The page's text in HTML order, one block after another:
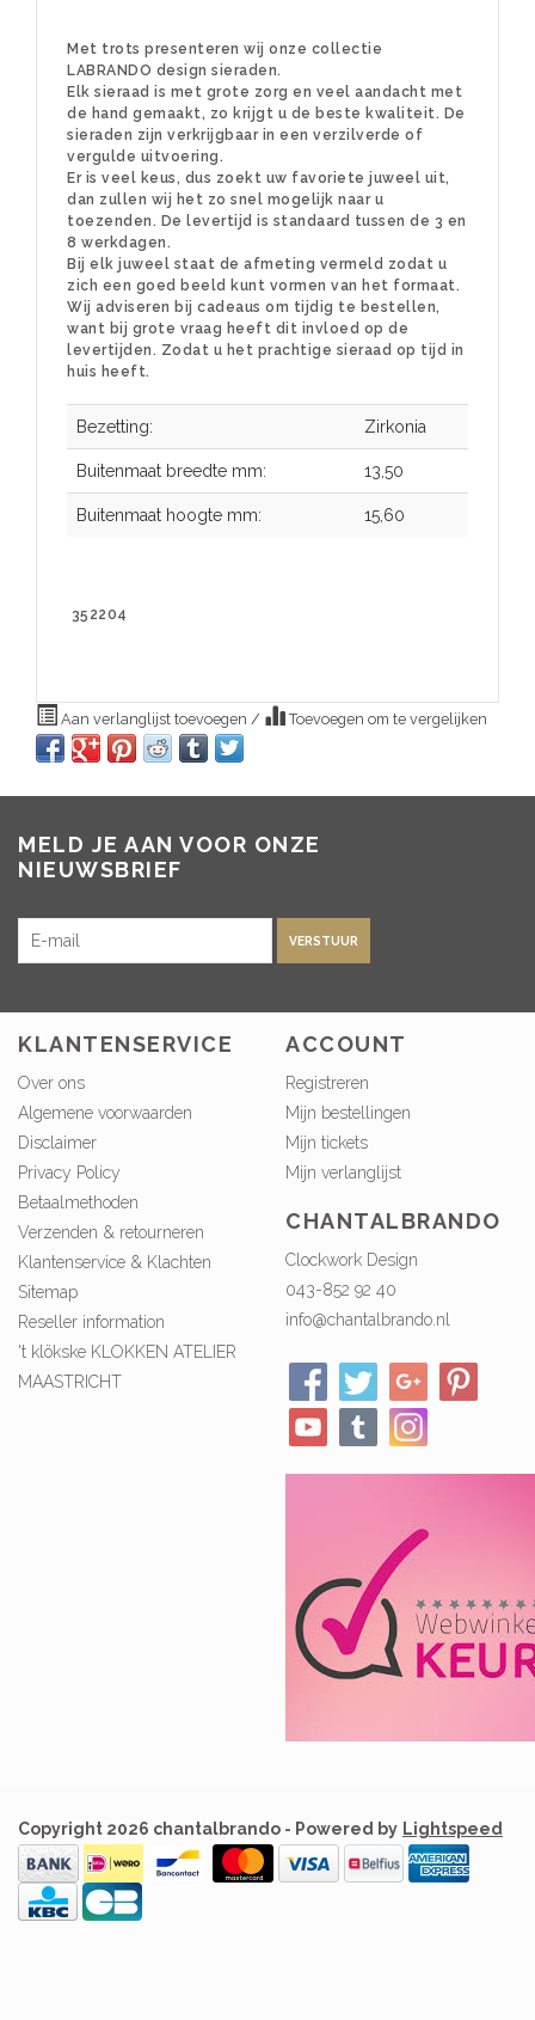
Met trots presenteren wij onze collectie
LABRANDO design sieraden.
Elk sieraad is met grote zorg en veel aandacht met
de hand gemaakt, zo krijgt u de beste kwaliteit. De
sieraden zijn verkrijgbaar in een verzilverde of
vergulde uitvoering.
Er is veel keus, dus zoekt uw favoriete juweel uit,
dan zullen wij het zo snel mogelijk naar u
toezenden. De levertijd is standaard tussen de 3 en
8 werkdagen.
Bij elk juweel staat de afmeting vermeld zodat u
zich een goed beeld kunt vormen van het formaat.
Wij adviseren bij cadeaus om tijdig te bestellen,
want bij grote vraag heeft dit invloed op de
levertijden. Zodat u het prachtige sieraad op tijd in
huis heeft.
Bezetting: Zirkonia
Buitenmaat breedte mm: 13,50
Buitenmaat hoogte mm: 15,60
352204
Aan verlanglijst toevoegen / Toevoegen om te vergelijken
MELD JE AAN VOOR ONZE
NIEUWSBRIEF
VERSTUUR
KLANTENSERVICE
Over ons
Algemene voorwaarden
Disclaimer
Privacy Policy
Betaalmethoden
Verzenden & retourneren
Klantenservice & Klachten
Sitemap
Reseller information
't klökske KLOKKEN ATELIER
MAASTRICHT
ACCOUNT
Registreren
Mijn bestellingen
Mijn tickets
Mijn verlanglijst
CHANTALBRANDO
Clockwork Design
043-852 92 40
info@chantalbrando.nl
Copyright 2026 chantalbrando - Powered by Lightspeed